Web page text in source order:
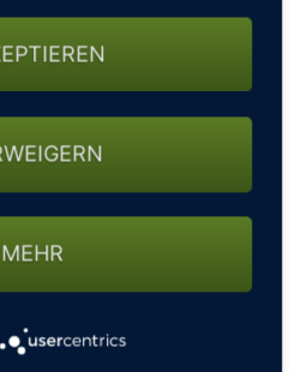
Sie bleiben desto
Buffet nach Wahl des
"Landsauna"
MEHR